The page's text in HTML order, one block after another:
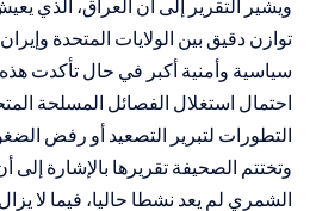
ويشير التقرير إلى أن العراق، الذي
توازن دقيق بين الولايات المتحدة
سياسية وأمنية أكبر في حال تأكدت
احتمال استغلال الفصائل المسلحة
التطورات لتبرير التصعيد أو رفض
وتختتم الصحيفة تقريرها بالإشارة إلى
الشمري لم يعد نشطا حاليا، فيما لا